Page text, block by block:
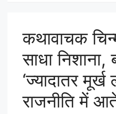
कथावाचक
साधा निशाना,
‘ज्यादातर मूर्ख
राजनीति में